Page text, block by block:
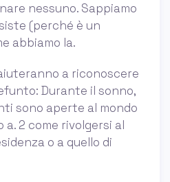
nessuno. Sappiamo
(perché è un
abbiamo la.
a riconoscere
Durante il sonno,
sono aperte al mondo
a. 2 come rivolgersi al
o a quello di